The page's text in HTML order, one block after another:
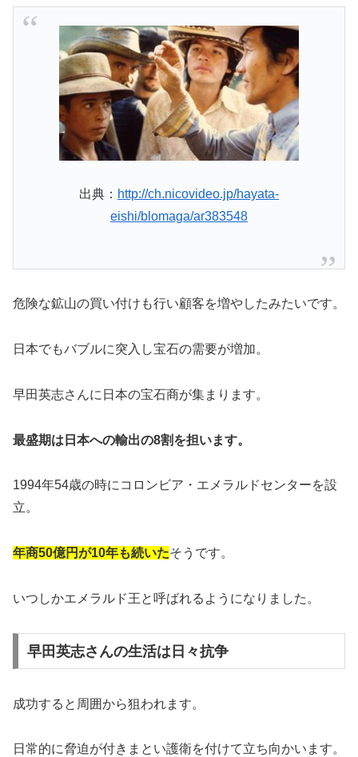
出典： http://ch.nicovideo.jp/hayata-
eishi/blomaga/ar383548
危険な鉱山の買い付けも行い顧客を増やしたみたいです。
日本でもバブルに突入し宝石の需要が増加。
早田英志さんに日本の宝石商が集まります。
最盛期は日本への輸出の8割を担います。
1994年54歳の時にコロンビア・エメラルドセンターを設
立。
年商50億円が10年も続いたそうです。
いつしかエメラルド王と呼ばれるようになりました。
早田英志さんの生活は日々抗争
成功すると周囲から狙われます。
日常的に脅迫が付きまとい護衛を付けて立ち向かいます。